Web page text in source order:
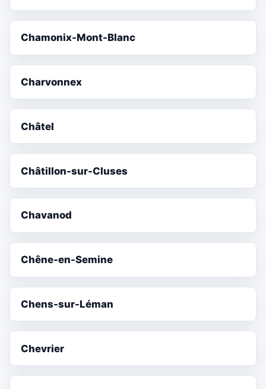
Chamonix-Mont-Blanc
Charvonnex
Châtel
Châtillon-sur-Cluses
Chavanod
Chêne-en-Semine
Chens-sur-Léman
Chevrier